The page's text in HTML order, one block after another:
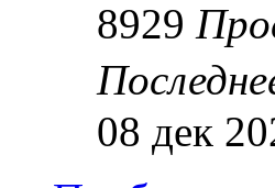
8929
08 дек